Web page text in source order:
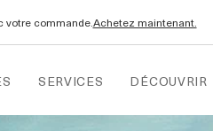
votre commande.Achetez maintenant.
SERVICES DÉCOUVRIR